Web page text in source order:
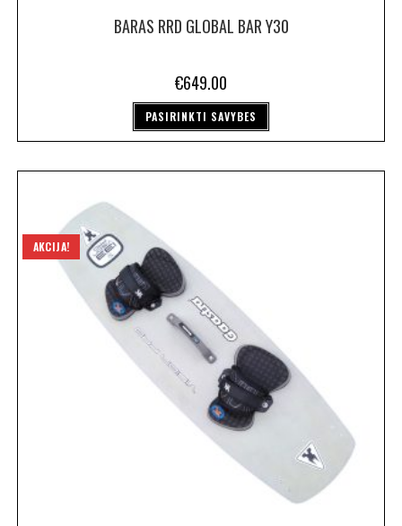
BARAS RRD GLOBAL BAR Y30
€649.00
PASIRINKTI SAVYBES
AKCIJA!